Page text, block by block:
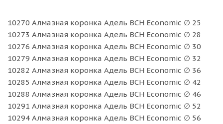
10270 Алмазная коронка Адель BCH Economic ∅ 25
10273 Алмазная коронка Адель BCH Economic ∅ 28
10276 Алмазная коронка Адель BCH Economic ∅ 30
10279 Алмазная коронка Адель BCH Economic ∅ 32
10282 Алмазная коронка Адель BCH Economic ∅ 36
10285 Алмазная коронка Адель BCH Economic ∅ 42
10288 Алмазная коронка Адель BCH Economic ∅ 46
10291 Алмазная коронка Адель BCH Economic ∅ 52
10294 Алмазная коронка Адель BCH Economic ∅ 56